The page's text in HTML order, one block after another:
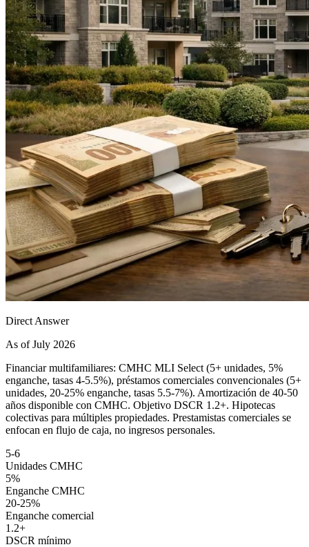
Direct Answer
As of July 2026
Financiar multifamiliares: CMHC MLI Select (5+ unidades, 5%
enganche, tasas 4-5.5%), préstamos comerciales convencionales (5+
unidades, 20-25% enganche, tasas 5.5-7%). Amortización de 40-50
años disponible con CMHC. Objetivo DSCR 1.2+. Hipotecas
colectivas para múltiples propiedades. Prestamistas comerciales se
enfocan en flujo de caja, no ingresos personales.
5-6
Unidades CMHC
5%
Enganche CMHC
20-25%
Enganche comercial
1.2+
DSCR mínimo